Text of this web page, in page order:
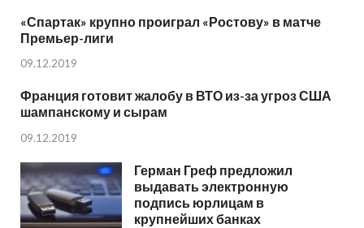
«Спартак» крупно проиграл «Ростову» в матче
Премьер-лиги
09.12.2019
Франция готовит жалобу в ВТО из-за угроз США
шампанскому и сырам
09.12.2019
Герман Греф предложил
выдавать электронную
подпись юрлицам в
крупнейших банках